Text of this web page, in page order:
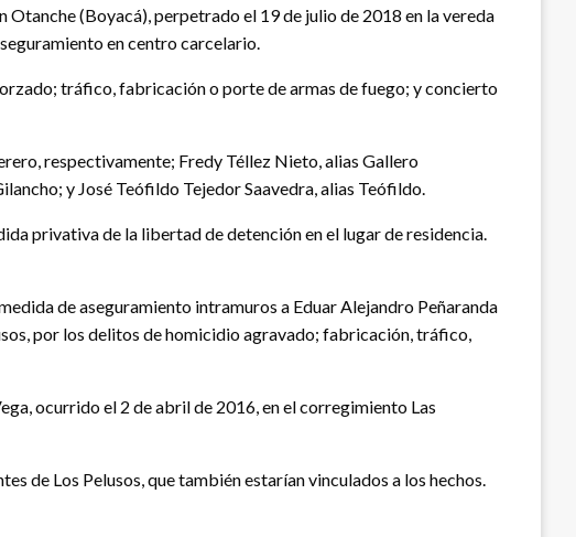
Otanche (Boyacá), perpetrado el 19 de julio de 2018 en la vereda
en centro carcelario.
tráfico, fabricación o porte de armas de fuego; y concierto
respectivamente; Fredy Téllez Nieto, alias Gallero
y José Teófildo Tejedor Saavedra, alias Teófildo.
privativa de la libertad de detención en el lugar de residencia.
de aseguramiento intramuros a Eduar Alejandro Peñaranda
por los delitos de homicidio agravado; fabricación, tráfico,
ocurrido el 2 de abril de 2016, en el corregimiento Las
de Los Pelusos, que también estarían vinculados a los hechos.